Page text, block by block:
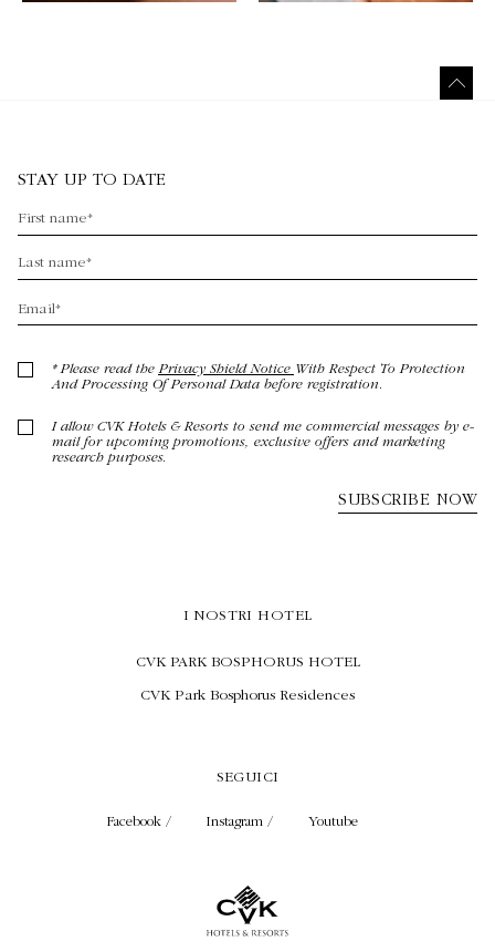
SEGUICI
Facebook / Instagram / Youtube
I NOSTRI HOTEL
CVK PARK BOSPHORUS HOTEL
CVK Park Bosphorus Residences